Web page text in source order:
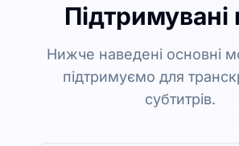
Нижче наведені основні
підтримуємо для
субтитрів.